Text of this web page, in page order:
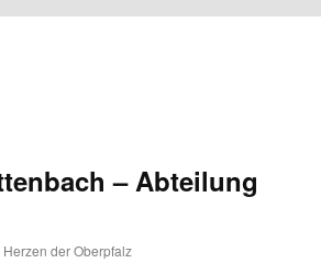
– Abteilung
der Oberpfalz